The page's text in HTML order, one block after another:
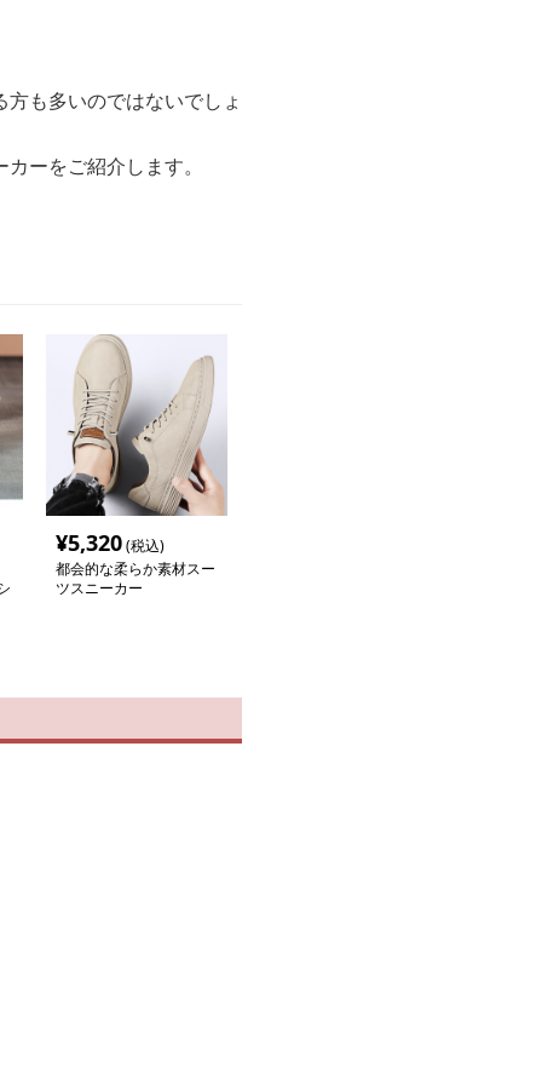
も多いのではないでしょ
ーをご紹介します。
¥5,320(税込)
都会的な柔らか素材スー
ツスニーカー